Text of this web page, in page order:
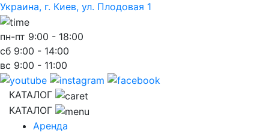
Украина, г. Киев, ул. Плодовая 1
пн-пт 9:00 - 18:00
сб 9:00 - 14:00
вс 9:00 - 11:00
КАТАЛОГ
КАТАЛОГ
Аренда